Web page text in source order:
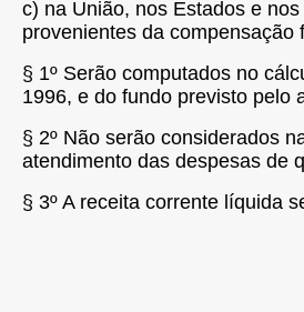
c) na União, nos Estados e
provenientes da compensação
§ 1º Serão computados no
1996, e do fundo previsto pelo
§ 2º Não serão considerados
atendimento das despesas de
§ 3º A receita corrente líquida